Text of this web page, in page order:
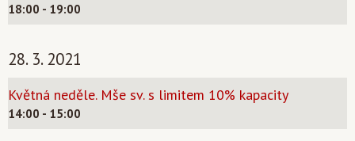
18:00 - 19:00
28. 3. 2021
Květná neděle. Mše sv. s limitem 10% kapacity
14:00 - 15:00